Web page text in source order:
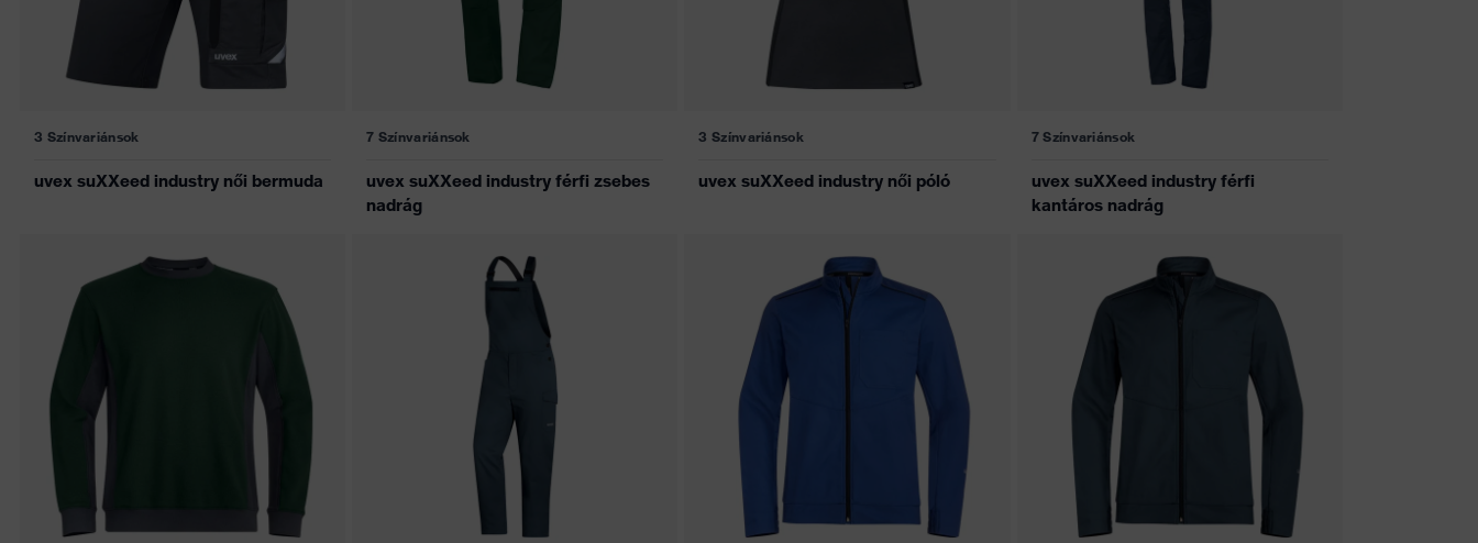
3 Színvariánsok
uvex suXXeed industry női bermuda
7 Színvariánsok
uvex suXXeed industry férfi zsebes
nadrág
3 Színvariánsok
uvex suXXeed industry női póló
7 Színvariánsok
uvex suXXeed industry férfi
kantáros nadrág